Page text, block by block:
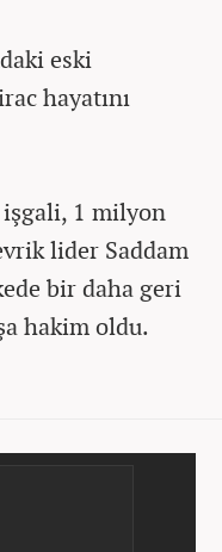
eski
hayatını
işgali, 1 milyon
lider Saddam
bir daha geri
hakim oldu.